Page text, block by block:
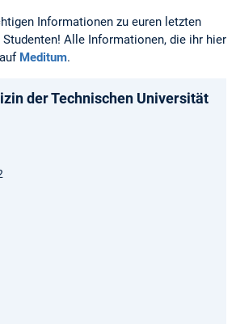
Informationen zu euren letzten
Alle Informationen, die ihr hier
Meditum.
der Technischen Universität